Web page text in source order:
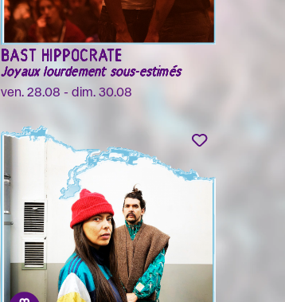
BAST HIPPOCRATE
Joyaux lourdement sous-estimés
ven. 28.08 - dim. 30.08